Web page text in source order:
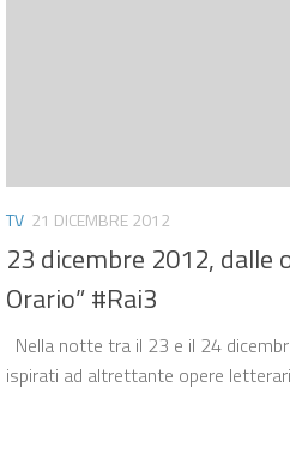
TV 21 DICEMBRE 2012
23 dicembre 2012, dalle
Orario” #Rai3
Nella notte tra il 23 e il 24
ispirati ad altrettante opere